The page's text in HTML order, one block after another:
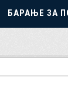
БАРАЊЕ ЗА